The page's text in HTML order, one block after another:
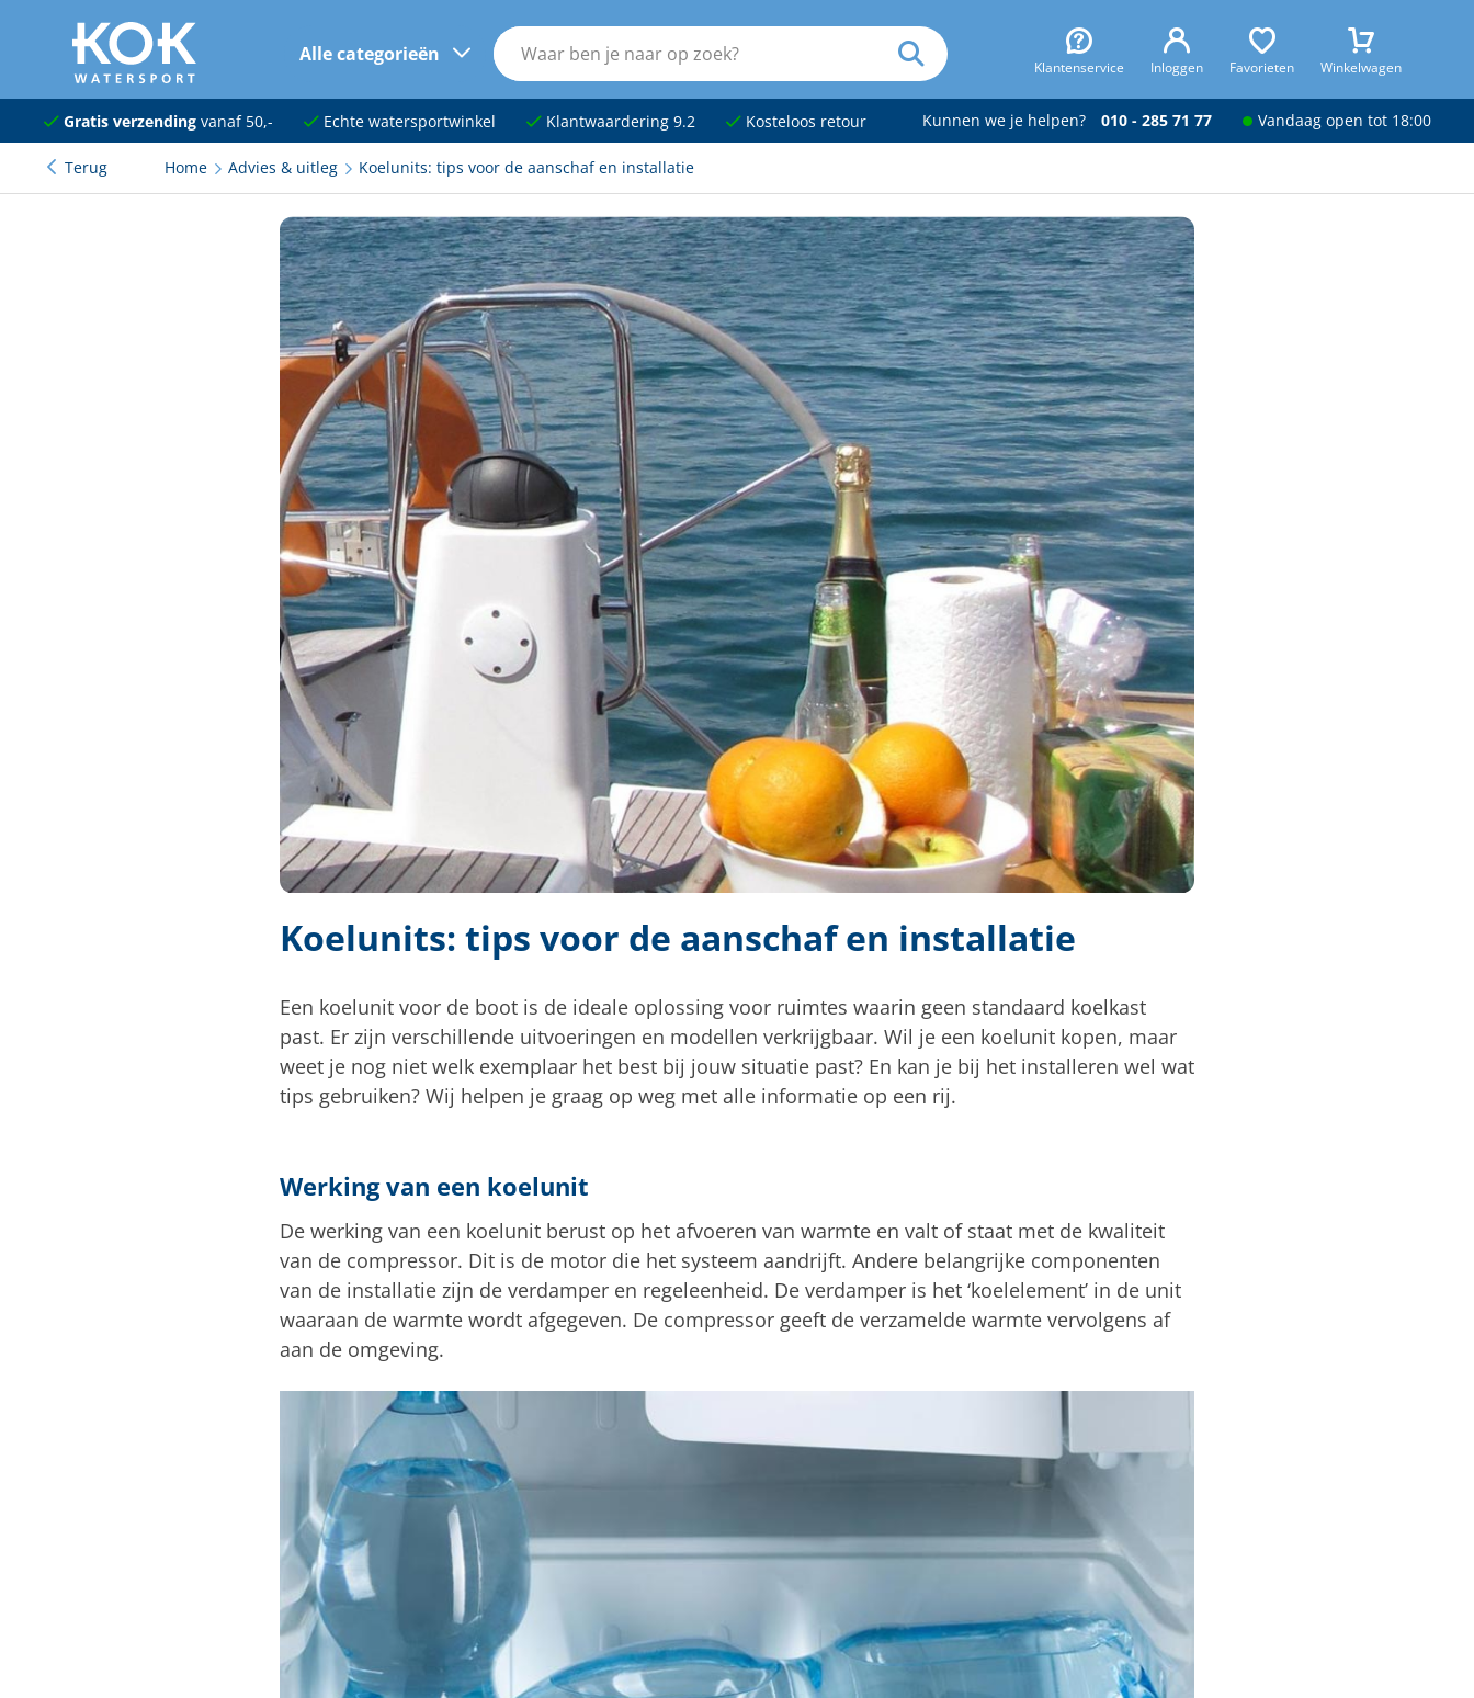
naar hoofdinhoud
Alle categorieën
Klantenservice Inloggen Favorieten Winkelwagen
Navigatie
Dekuitrusting
Ankeren en afmeren
Kleding en schoenen
Tuigage en dekbeslag
Boten, toebehoren en fun
Gratis verzendingvanaf 50,- Echte watersportwinkel Klantwaardering 9.2 Kosteloos retour Kunnen we je helpen? 010 - 285 71 77 Vandaag open tot 18:00
Terug Home Advies & uitleg Koelunits: tips voor de aanschaf en installatie
Koelunits: tips voor de aanschaf en installatie
Een koelunit voor de boot is de ideale oplossing voor ruimtes waarin geen standaard koelkast
past. Er zijn verschillende uitvoeringen en modellen verkrijgbaar. Wil je een koelunit kopen, maar
weet je nog niet welk exemplaar het best bij jouw situatie past? En kan je bij het installeren wel wat
tips gebruiken? Wij helpen je graag op weg met alle informatie op een rij.
Werking van een koelunit
De werking van een koelunit berust op het afvoeren van warmte en valt of staat met de kwaliteit
van de compressor. Dit is de motor die het systeem aandrijft. Andere belangrijke componenten
van de installatie zijn de verdamper en regeleenheid. De verdamper is het ‘koelelement’ in de unit
waaraan de warmte wordt afgegeven. De compressor geeft de verzamelde warmte vervolgens af
aan de omgeving.